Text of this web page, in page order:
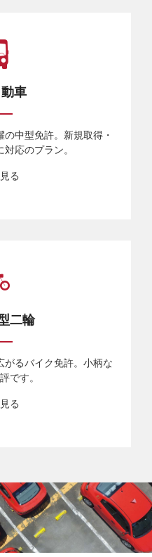
車
中型免許。新規取得・
応のプラン。
る
二輪
がるバイク免許。小柄な
です。
る